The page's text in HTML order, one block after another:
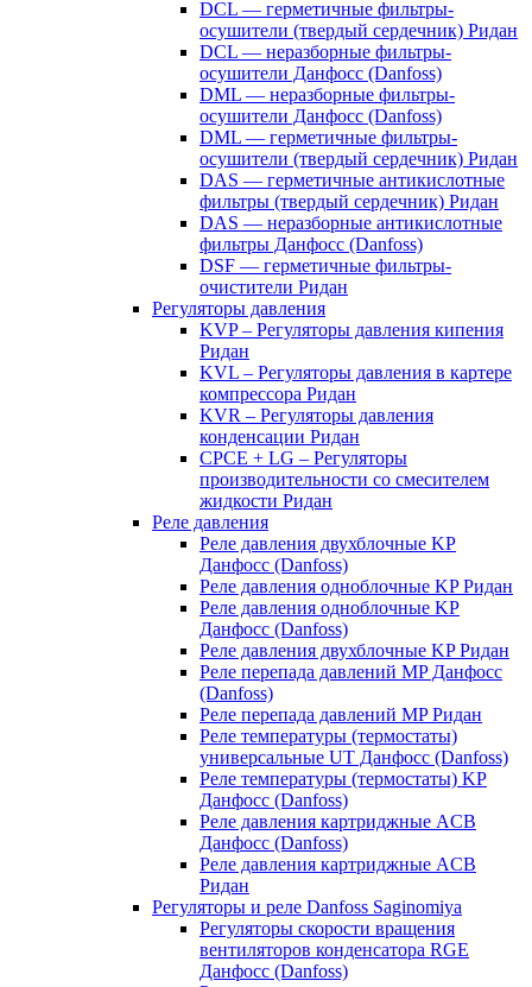
DCL — герметичные фильтры-
осушители (твердый сердечник) Ридан
DCL — неразборные фильтры-
осушители Данфосс (Danfoss)
DML — неразборные фильтры-
осушители Данфосс (Danfoss)
DML — герметичные фильтры-
осушители (твердый сердечник) Ридан
DAS — герметичные антикислотные
фильтры (твердый сердечник) Ридан
DAS — неразборные антикислотные
фильтры Данфосс (Danfoss)
DSF — герметичные фильтры-
очистители Ридан
Регуляторы давления
KVP – Регуляторы давления кипения
Ридан
KVL – Регуляторы давления в картере
компрессора Ридан
KVR – Регуляторы давления
конденсации Ридан
CPCE + LG – Регуляторы
производительности со смесителем
жидкости Ридан
Реле давления
Реле давления двухблочные KP
Данфосс (Danfoss)
Реле давления одноблочные KP Ридан
Реле давления одноблочные KP
Данфосс (Danfoss)
Реле давления двухблочные KP Ридан
Реле перепада давлений MP Данфосс
(Danfoss)
Реле перепада давлений MP Ридан
Реле температуры (термостаты)
универсальные UT Данфосс (Danfoss)
Реле температуры (термостаты) KP
Данфосс (Danfoss)
Реле давления картриджные ACB
Данфосс (Danfoss)
Реле давления картриджные ACB
Ридан
Регуляторы и реле Danfoss Saginomiya
Регуляторы скорости вращения
вентиляторов конденсатора RGE
Данфосс (Danfoss)